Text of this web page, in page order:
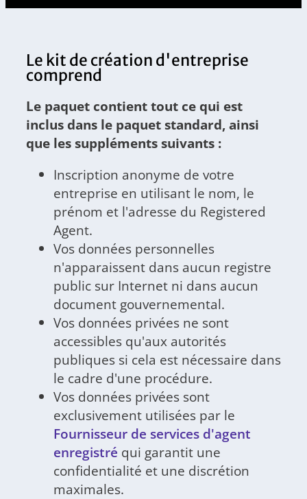
Le kit de création d'entreprise
comprend
Le paquet contient tout ce qui est
inclus dans le paquet standard, ainsi
que les suppléments suivants :
Inscription anonyme de votre
entreprise en utilisant le nom, le
prénom et l'adresse du Registered
Agent.
Vos données personnelles
n'apparaissent dans aucun registre
public sur Internet ni dans aucun
document gouvernemental.
Vos données privées ne sont
accessibles qu'aux autorités
publiques si cela est nécessaire dans
le cadre d'une procédure.
Vos données privées sont
exclusivement utilisées par le
Fournisseur de services d'agent
enregistré qui garantit une
confidentialité et une discrétion
maximales.